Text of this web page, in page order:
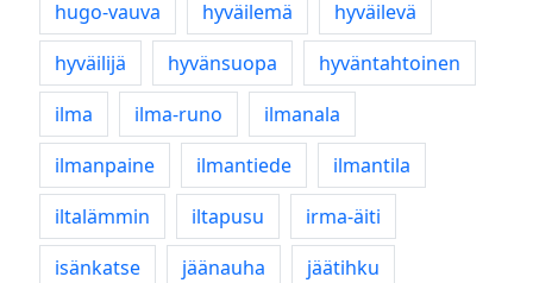
hugo-vauva
hyväilemä
hyväilevä
hyväilijä
hyvänsuopa
hyväntahtoinen
ilma
ilma-runo
ilmanala
ilmanpaine
ilmantiede
ilmantila
iltalämmin
iltapusu
irma-äiti
isänkatse
jäänauha
jäätihku